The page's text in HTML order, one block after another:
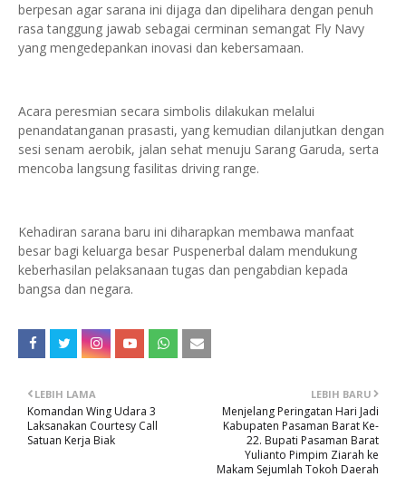
berpesan agar sarana ini dijaga dan dipelihara dengan penuh
rasa tanggung jawab sebagai cerminan semangat Fly Navy
yang mengedepankan inovasi dan kebersamaan.
Acara peresmian secara simbolis dilakukan melalui
penandatanganan prasasti, yang kemudian dilanjutkan dengan
sesi senam aerobik, jalan sehat menuju Sarang Garuda, serta
mencoba langsung fasilitas driving range.
Kehadiran sarana baru ini diharapkan membawa manfaat
besar bagi keluarga besar Puspenerbal dalam mendukung
keberhasilan pelaksanaan tugas dan pengabdian kepada
bangsa dan negara.
LEBIH BARU
Menjelang Peringatan Hari Jadi
Kabupaten Pasaman Barat Ke-
22. Bupati Pasaman Barat
Yulianto Pimpim Ziarah ke
Makam Sejumlah Tokoh Daerah
LEBIH LAMA
Komandan Wing Udara 3
Laksanakan Courtesy Call
Satuan Kerja Biak